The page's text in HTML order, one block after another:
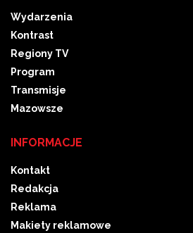
Wydarzenia
Kontrast
Regiony TV
Program
Transmisje
Mazowsze
INFORMACJE
Kontakt
Redakcja
Reklama
Makiety reklamowe